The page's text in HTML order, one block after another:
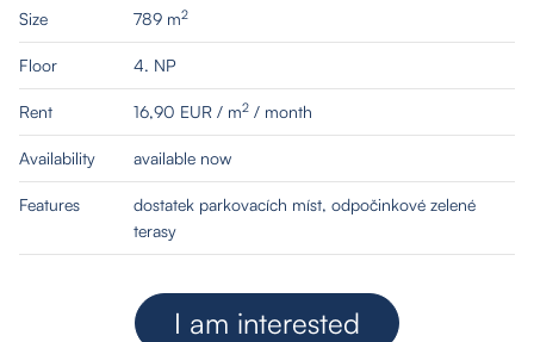
Contact
Size 789 m2
Floor 4. NP
Rent 16,90 EUR / m2 / month
Availability available now
Features
dostatek parkovacích míst, odpočinkové zelené
terasy
I am interested